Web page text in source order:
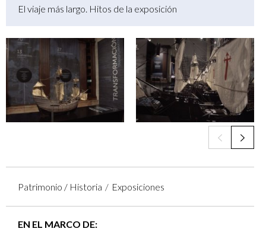
El viaje más largo. Hitos de la exposición
Patrimonio / Historia Exposiciones
EN EL MARCO DE: